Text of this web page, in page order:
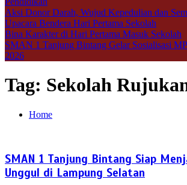
Aksi Donor Darah, Wujud Kepedulian dan
Upacara Bendera Hari Pertama Sekolah
Bina Karakter di Hari Pertama Masuk Sekolah
SMAN 1 Tanjung Bintang Gelar Sosialisasi
2026
Tag: Sekolah
Home
SMAN 1 Tanjung Bintang Siap
Unggul di Lampung Selatan